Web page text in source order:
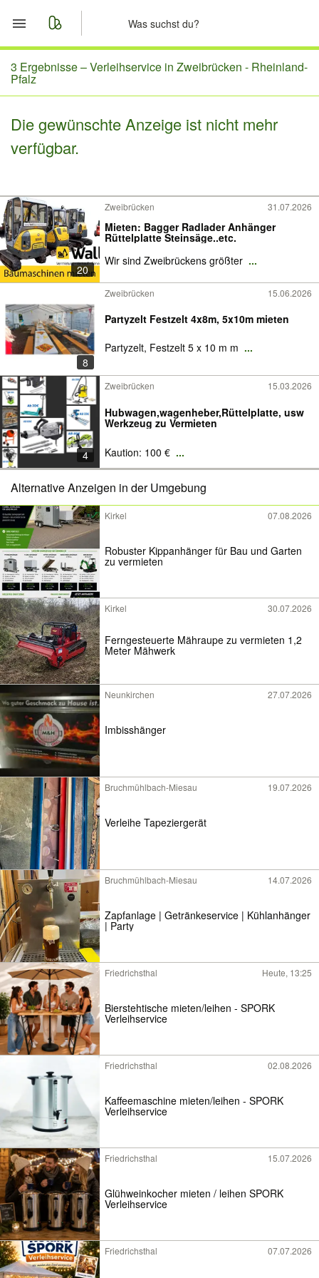
Start
Merkliste
Nachrichten
3 Ergebnisse –Verleihservice in Zweibrücken - Rheinland-
Pfalz
Die gewünschte Anzeige ist nicht mehr
verfügbar.
20
Zweibrücken 31.07.2026
Mieten: Bagger Radlader Anhänger
Rüttelplatte Steinsäge..etc.
Wir sind Zweibrückens größter ...
8
Zweibrücken 15.06.2026
Partyzelt Festzelt 4x8m, 5x10m mieten
Partyzelt, Festzelt 5 x 10 m m ...
4
Zweibrücken 15.03.2026
Hubwagen,wagenheber,Rüttelplatte, usw
Werkzeug zu Vermieten
Kaution: 100 € ...
Alternative Anzeigen in der Umgebung
Kirkel 07.08.2026
Robuster Kippanhänger für Bau und Garten
zu vermieten
Kirkel 30.07.2026
Ferngesteuerte Mähraupe zu vermieten 1,2
Meter Mähwerk
Neunkirchen 27.07.2026
Imbisshänger
Bruchmühlbach-Miesau 19.07.2026
Verleihe Tapeziergerät
Bruchmühlbach-Miesau 14.07.2026
Zapfanlage | Getränkeservice | Kühlanhänger
| Party
Friedrichsthal Heute, 13:25
Bierstehtische mieten/leihen - SPORK
Verleihservice
Friedrichsthal 02.08.2026
Kaffeemaschine mieten/leihen - SPORK
Verleihservice
Friedrichsthal 15.07.2026
Glühweinkocher mieten / leihen SPORK
Verleihservice
Friedrichsthal 07.07.2026